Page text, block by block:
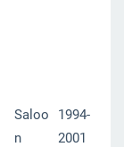
Saloo
n
1994-
2001